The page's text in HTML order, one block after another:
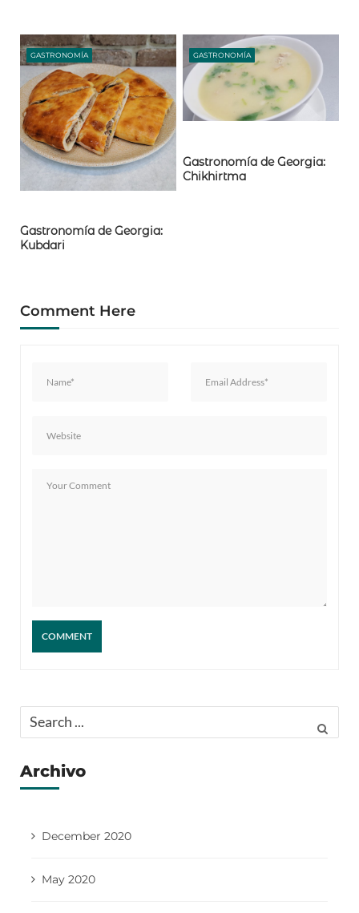
GASTRONOMÍA
Gastronomía de Georgia:
Kubdari
GASTRONOMÍA
Gastronomía de Georgia:
Chikhirtma
Comment Here
Archivo
December 2020
May 2020